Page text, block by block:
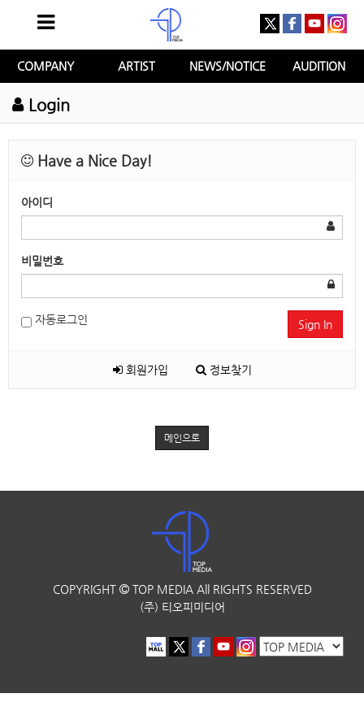
COMPANY ARTIST NEWS/NOTICE AUDITION
Login
Have a Nice Day!
아이디
비밀번호
자동로그인 Sign In
회원가입 정보찾기
메인으로
COPYRIGHT TOP MEDIA All RIGHTS RESERVED
(주) 티오피미디어